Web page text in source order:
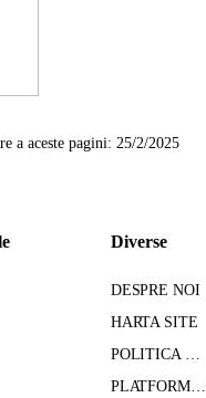
a aceste pagini: 25/2/2025
Diverse
DESPRE NOI
HARTA SITE
POLITICA DE RETUR
PLATFORMA SOL